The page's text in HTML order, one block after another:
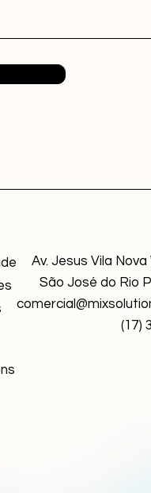
Av. Jesus Vila Nova
São José do Rio
(17)